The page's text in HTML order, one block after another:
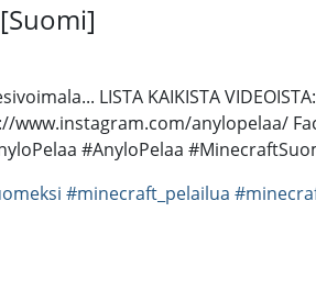
LISTA KAIKISTA
anylopelaa/
#AnyloPelaa
#minecraft_pelailua